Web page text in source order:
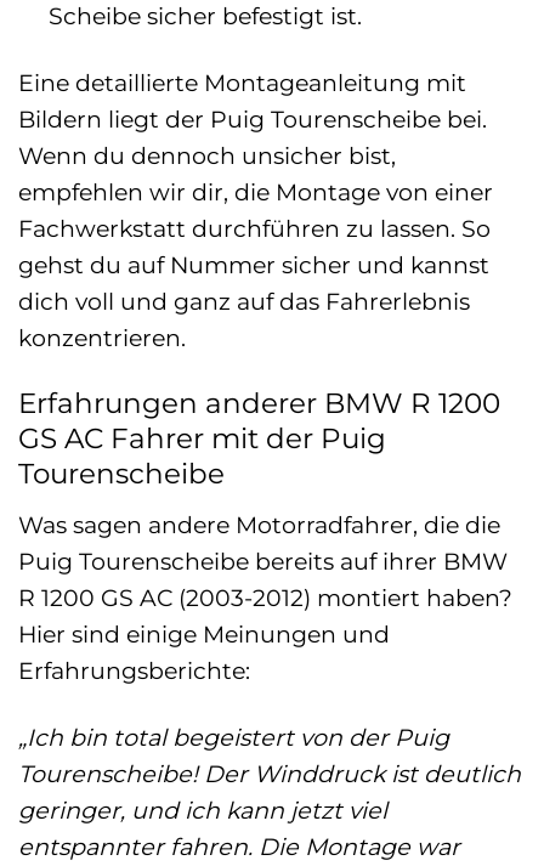
Scheibe sicher befestigt ist.
Eine detaillierte Montageanleitung mit
Bildern liegt der Puig Tourenscheibe bei.
Wenn du dennoch unsicher bist,
empfehlen wir dir, die Montage von einer
Fachwerkstatt durchführen zu lassen. So
gehst du auf Nummer sicher und kannst
dich voll und ganz auf das Fahrerlebnis
konzentrieren.
Erfahrungen anderer BMW R 1200
GS AC Fahrer mit der Puig
Tourenscheibe
Was sagen andere Motorradfahrer, die die
Puig Tourenscheibe bereits auf ihrer BMW
R 1200 GS AC (2003-2012) montiert haben?
Hier sind einige Meinungen und
Erfahrungsberichte:
„Ich bin total begeistert von der Puig
Tourenscheibe! Der Winddruck ist deutlich
geringer, und ich kann jetzt viel
entspannter fahren. Die Montage war